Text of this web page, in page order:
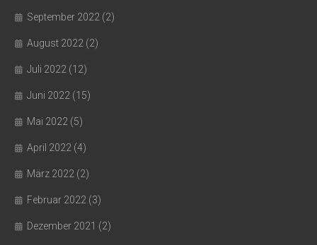
September 2022 (2)
August 2022 (2)
Juli 2022 (12)
Juni 2022 (15)
Mai 2022 (5)
April 2022 (4)
März 2022 (2)
Februar 2022 (3)
Dezember 2021 (2)